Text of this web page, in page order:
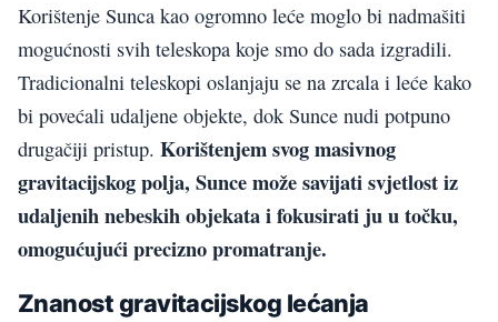
Korištenje Sunca kao ogromno leće moglo bi nadmašiti
mogućnosti svih teleskopa koje smo do sada izgradili.
Tradicionalni teleskopi oslanjaju se na zrcala i leće kako
bi povećali udaljene objekte, dok Sunce nudi potpuno
drugačiji pristup. Korištenjem svog masivnog
gravitacijskog polja, Sunce može savijati svjetlost iz
udaljenih nebeskih objekata i fokusirati ju u točku,
omogućujući precizno promatranje.
Znanost gravitacijskog lećanja